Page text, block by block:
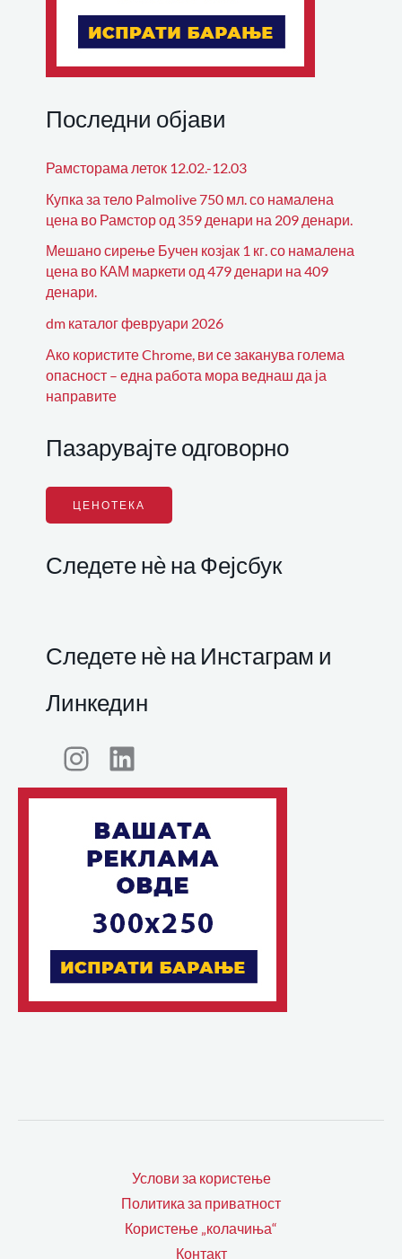
Последни објави
Рамсторама леток 12.02.-12.03
Купка за тело Palmolive 750 мл. со намалена
цена во Рамстор од 359 денари на 209 денари.
Мешано сирење Бучен козјак 1 кг. со намалена
цена во КАМ маркети од 479 денари на 409
денари.
dm каталог февруари 2026
Ако користите Chrome, ви се заканува голема
опасност – една работа мора веднаш да ја
направите
Пазарувајте одговорно
ЦЕНОТЕКА
Следете нѐ на Фејсбук
Следете нѐ на Инстаграм и
Линкедин
Услови за користење
Политика за приватност
Користење „колачиња“
Контакт